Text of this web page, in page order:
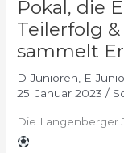
Pokal, die
Teilerfolg
sammelt
D-Junioren E-
25. Januar 2023/
Die Langenberger